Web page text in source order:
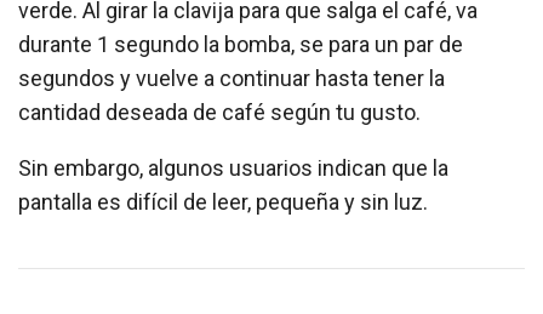
verde. Al girar la clavija para que salga el café, va
durante 1 segundo la bomba, se para un par de
segundos y vuelve a continuar hasta tener la
cantidad deseada de café según tu gusto.
Sin embargo, algunos usuarios indican que la
pantalla es difícil de leer, pequeña y sin luz.